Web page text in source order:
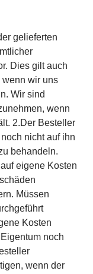
gelieferten
Dies gilt auch
wenn wir uns
Wir sind
wenn
2.Der Besteller
nicht auf ihn
behandeln.
eigene Kosten
Müssen
Kosten
noch
wenn der